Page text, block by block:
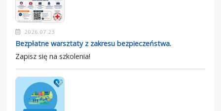
2026.07.23
Bezpłatne warsztaty z zakresu bezpieczeństwa.
Zapisz się na szkolenia!